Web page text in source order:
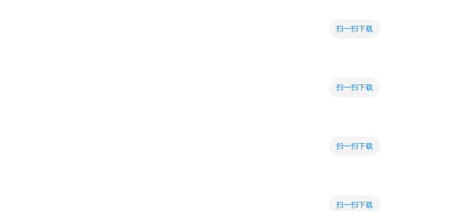
扫一扫下载
扫一扫下载
扫一扫下载
扫一扫下载